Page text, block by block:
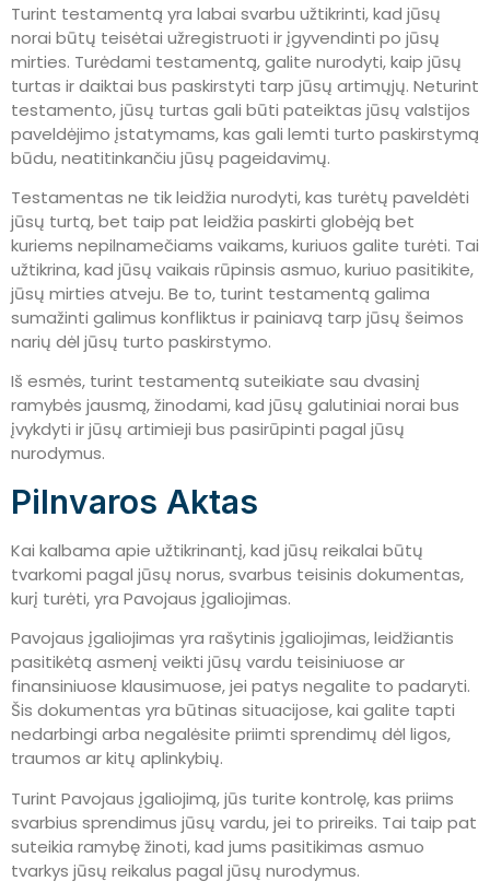
Turint testamentą yra labai svarbu užtikrinti, kad jūsų
norai būtų teisėtai užregistruoti ir įgyvendinti po jūsų
mirties. Turėdami testamentą, galite nurodyti, kaip jūsų
turtas ir daiktai bus paskirstyti tarp jūsų artimųjų. Neturint
testamento, jūsų turtas gali būti pateiktas jūsų valstijos
paveldėjimo įstatymams, kas gali lemti turto paskirstymą
būdu, neatitinkančiu jūsų pageidavimų.
Testamentas ne tik leidžia nurodyti, kas turėtų paveldėti
jūsų turtą, bet taip pat leidžia paskirti globėją bet
kuriems nepilnamečiams vaikams, kuriuos galite turėti. Tai
užtikrina, kad jūsų vaikais rūpinsis asmuo, kuriuo pasitikite,
jūsų mirties atveju. Be to, turint testamentą galima
sumažinti galimus konfliktus ir painiavą tarp jūsų šeimos
narių dėl jūsų turto paskirstymo.
Iš esmės, turint testamentą suteikiate sau dvasinį
ramybės jausmą, žinodami, kad jūsų galutiniai norai bus
įvykdyti ir jūsų artimieji bus pasirūpinti pagal jūsų
nurodymus.
Pilnvaros Aktas
Kai kalbama apie užtikrinantį, kad jūsų reikalai būtų
tvarkomi pagal jūsų norus, svarbus teisinis dokumentas,
kurį turėti, yra Pavojaus įgaliojimas.
Pavojaus įgaliojimas yra rašytinis įgaliojimas, leidžiantis
pasitikėtą asmenį veikti jūsų vardu teisiniuose ar
finansiniuose klausimuose, jei patys negalite to padaryti.
Šis dokumentas yra būtinas situacijose, kai galite tapti
nedarbingi arba negalėsite priimti sprendimų dėl ligos,
traumos ar kitų aplinkybių.
Turint Pavojaus įgaliojimą, jūs turite kontrolę, kas priims
svarbius sprendimus jūsų vardu, jei to prireiks. Tai taip pat
suteikia ramybę žinoti, kad jums pasitikimas asmuo
tvarkys jūsų reikalus pagal jūsų nurodymus.